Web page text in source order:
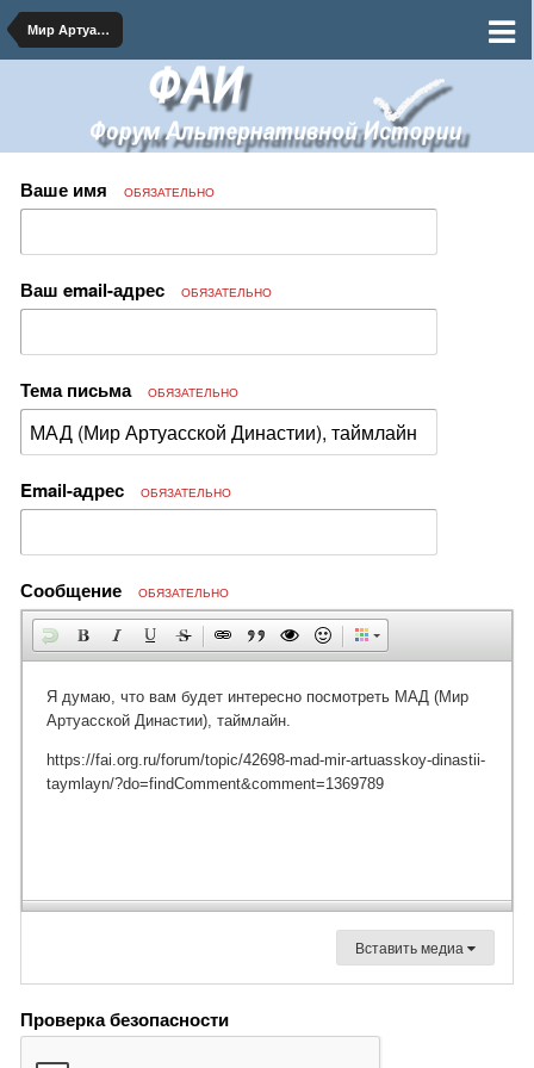
Мир Артуасской Династии
Ваше имя ОБЯЗАТЕЛЬНО
Ваш email-адрес ОБЯЗАТЕЛЬНО
Тема письма ОБЯЗАТЕЛЬНО
Email-адрес ОБЯЗАТЕЛЬНО
Сообщение ОБЯЗАТЕЛЬНО
Вставить медиа
Проверка безопасности